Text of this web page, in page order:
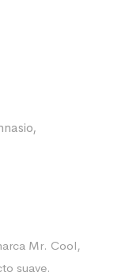
,
Mr. Cool,
suave.